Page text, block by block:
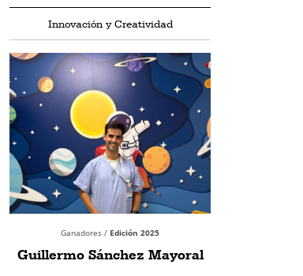
Innovación y Creatividad
Ganadores / Edición 2025
Guillermo Sánchez Mayoral